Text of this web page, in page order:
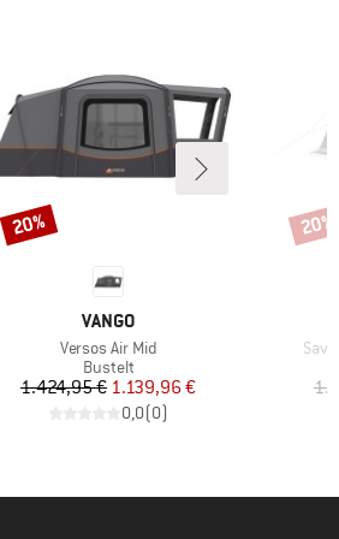
MÆRKE
VANGO
Artikel
Versos Air Mid
Produktgruppe
Bustelt
Pris
1.424,95 €Nedsat pris
1.139,96 €
0,0(0)
Rabat
20% Rabat
20%